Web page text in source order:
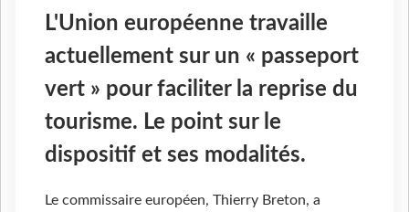
L'Union européenne travaille
actuellement sur un « passeport
vert » pour faciliter la reprise du
tourisme. Le point sur le
dispositif et ses modalités.
Le commissaire européen, Thierry Breton, a